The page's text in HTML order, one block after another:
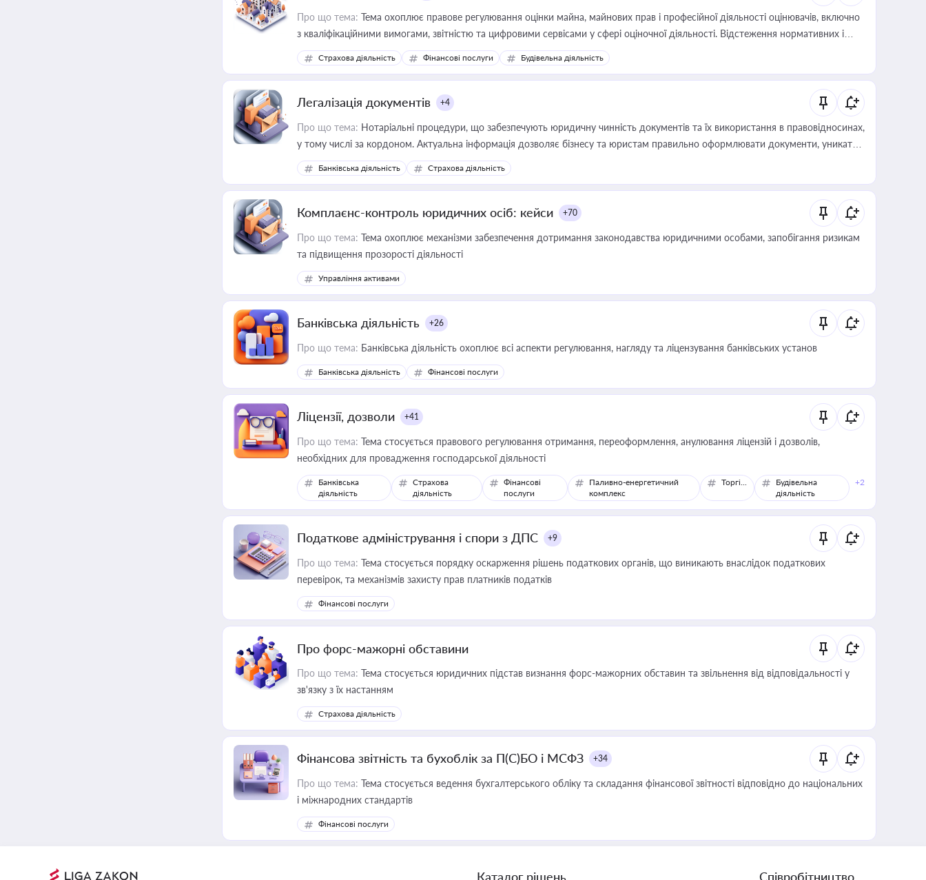
Про що тема: Тема охоплює правове регулювання оцінки майна, майнових прав і професійної діяльності оцінювачів, включно
з кваліфікаційними вимогами, звітністю та цифровими сервісами у сфері оціночної діяльності. Відстеження нормативних і
медійних змін у цій сфері корисне для власника бізнесу, керівника, юриста або бухгалтера під час оподаткування,
приватизації, оренди державного майна, корпоративних угод і перевірки статусу суб'єктів оціночної діяльності
Страхова діяльність Фінансові послуги Будівельна діяльність
Легалізація документів +4
Про що тема: Нотаріальні процедури, що забезпечують юридичну чинність документів та їх використання в правовідносинах,
у тому числі за кордоном. Актуальна інформація дозволяє бізнесу та юристам правильно оформлювати документи, уникати
ризиків недійсності та забезпечувати їх належне прийняття органами влади та контрагентами
Банківська діяльність Страхова діяльність
Комплаєнс-контроль юридичних осіб: кейси +70
Про що тема: Тема охоплює механізми забезпечення дотримання законодавства юридичними особами, запобігання ризикам
та підвищення прозорості діяльності
Управління активами
Банківська діяльність +26
Про що тема: Банківська діяльність охоплює всі аспекти регулювання, нагляду та ліцензування банківських установ
Банківська діяльність Фінансові послуги
Ліцензії, дозволи +41
Про що тема: Тема стосується правового регулювання отримання, переоформлення, анулювання ліцензій і дозволів,
необхідних для провадження господарської діяльності
Банківська
діяльність
Страхова
діяльність
Фінансові
послуги
Паливно-енергетичний
комплекс
Торгівля
Будівельна
діяльність
+2
Податкове адміністрування і спори з ДПС +9
Про що тема: Тема стосується порядку оскарження рішень податкових органів, що виникають внаслідок податкових
перевірок, та механізмів захисту прав платників податків
Фінансові послуги
Про форс-мажорні обставини
Про що тема: Тема стосується юридичних підстав визнання форс-мажорних обставин та звільнення від відповідальності у
зв'язку з їх настанням
Страхова діяльність
Фінансова звітність та бухоблік за П(С)БО і МСФЗ +34
Про що тема: Тема стосується ведення бухгалтерського обліку та складання фінансової звітності відповідно до національних
і міжнародних стандартів
Фінансові послуги
Каталог рішень Співробітництво